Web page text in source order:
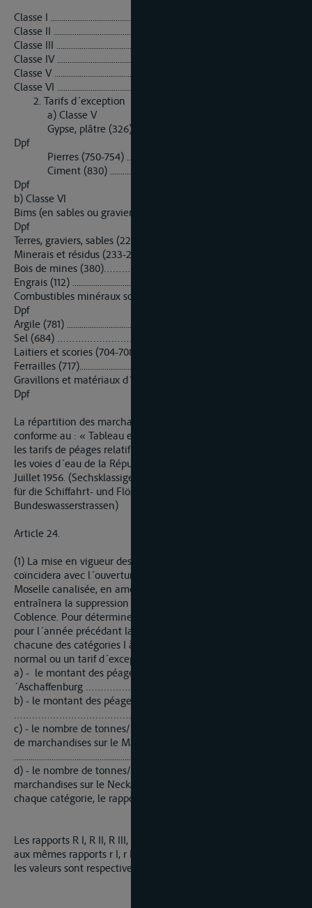
Classe I ............................................................................ 0,90 Dpf
Classe II ........................................................................... 0,80 Dpf
Classe III .......................................................................... 0,65 Dpf
Classe IV .......................................................................... 0,50 Dpf
Classe V ............................................................................ 0,40 Dpf
Classe VI ........................................................................... 0,275 Dpf
2. Tarifs d´exception
a) Classe V
Gypse, plâtre (326) ............................................................ 0,325
Dpf
Pierres (750-754) ............................................................... 0,20 Dpf
Ciment (830) ...................................................................... 0,285
Dpf
b) Classe VI
Bims (en sables ou graviers) (224, 227)………………….. 0,225
Dpf
Terres, graviers, sables (223-227) ....................................... 0,20 Dpf
Minerais et résidus (233-243) …………………………….. 0,20 Dpf
Bois de mines (380)……………….......................................0,175 Dpf
Engrais (112) ....................................................................... 0,20 Dpf
Combustibles minéraux solides (82, 83, 464-466, 758, 759) 0,25
Dpf
Argile (781) ........................................................................... 0,25 Dpf
Sel (684) …………………………………………………… 0,225 Dpf
Laitiers et scories (704-708) ………….................................. 0,25 Dpf
Ferrailles (717)....................................................................... 0,20 Dpf
Gravillons et matériaux d´empierrement (755) ..................... 0,20
Dpf
La répartition des marchandises entre les six classes sera
conforme au : « Tableau en six classes des marchandises pour
les tarifs de péages relatifs à la navigation et au flottage sur
les voies d´eau de la République Fédérale», en vigueur au 1er
Juillet 1956. (Sechsklassiges Güterverzeichnis zu den Tarifen
für die Schiffahrt- und Flössereiabgaben auf den
Bundeswasserstrassen)
Article 24.
(1) La mise en vigueur des tarifs d´application marchandises
coïncidera avec l´ouverture à la grande navigation de la
Moselle canalisée, en amont du bief de Coblence qui
entraînera la suppression des péages spéciaux à l´écluse de
Coblence. Pour déterminer les tarifs d´application on relèvera,
pour l´année précédant la date de mise en vigueur et pour
chacune des catégories I à VI (marchandises payant le tarif
normal ou un tarif d´exception) :
a) - le montant des péages perçus sur le Main en aval d
´Aschaffenburg ……………………. P
b) - le montant des péages perçus sur le Neckar
………………………………………… p
c) - le nombre de tonnes/kilomètres correspondant au trafic
de marchandises sur le Main, en aval d´Aschaffenburg
............................................................................................................. TK
d) - le nombre de tonnes/kilomètres correspondant au trafic
marchandises sur le Neckar ...... tk et l´on effectuera pour
chaque catégorie, le rapport :
Les rapports R I, R II, R III, etc. ainsi obtenus seront comparés
aux mêmes rapports r I, r II, r III, etc. pour l´année 1955 dont
les valeurs sont respectivement les suivantes :